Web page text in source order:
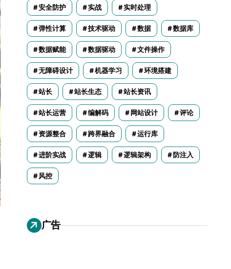
安全防护 实战 实时处理
弹性计算 技术驱动 数据 数据库
数据赋能 数据驱动 文件操作
无障碍设计 机器学习 环境搭建
站长 站长生态 站长资讯
站长运营 编解码 网站设计 评论
资源整合 跨界融合 运行库
进阶实战 逻辑 逻辑架构 防注入
风控
广告